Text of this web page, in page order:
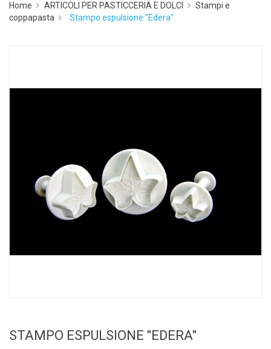
Home ARTICOLI PER PASTICCERIA E DOLCI
Stampi e
coppapasta
Stampo espulsione "Edera"
STAMPO ESPULSIONE "EDERA"